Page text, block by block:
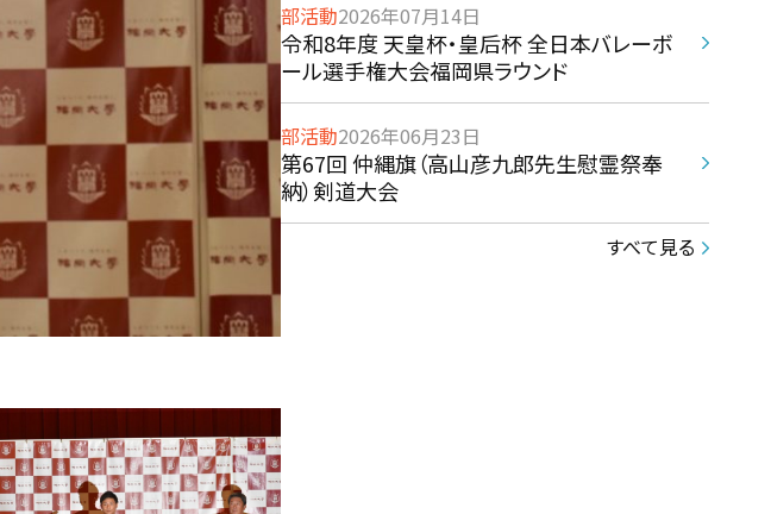
部活動2026年07月14日
令和8年度 天皇杯・皇后杯 全日本バレーボ
ール選手権大会福岡県ラウンド
部活動2026年06月23日
第67回 仲縄旗（高山彦九郎先生慰霊祭奉
納）剣道大会
すべて見る